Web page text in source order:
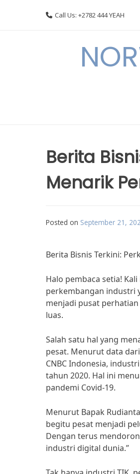
Call Us: +2782 444 YEAH
Berita
Menarik
Posted on September 21,
Berita Bisnis Terkini:
Halo pembaca setia!
perkembangan industri
menjadi pusat
luas.
Salah satu hal yang
pesat. Menurut data
CNBC Indonesia,
tahun 2020. Hal ini
pandemi Covid-19.
Menurut Bapak
begitu pesat menjadi
Dengan terus
industri digital dunia.”